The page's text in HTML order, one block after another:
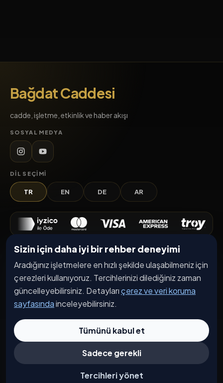
Sizin için daha iyi bir rehber deneyimi
Aradığınız işletmelere en hızlı şekilde ulaşabilmeniz için
çerezleri kullanıyoruz. Tercihlerinizi dilediğiniz zaman
güncelleyebilirsiniz. Detaylarıçerez ve veri koruma
sayfasındainceleyebilirsiniz.
Tümünü kabul et
Sadece gerekli
Tercihleri yönet
Bağdat Caddesi
cadde, işletme, etkinlik ve haber akışı
SOSYAL MEDYA
DIL SEÇIMI
TR EN DE AR
Keşfet
İşletmeler
Etkinlikler
Kampanyalar
Haberler
İşletme Başvurusu
Kurumsal